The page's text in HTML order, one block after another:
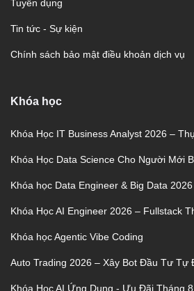
Tuyển dụng
Tin tức - Sự kiện
Chính sách bảo mật điều khoản dịch vụ
Khóa học
Khóa Học IT Business Analyst 2026 –
Khóa Học Data Science Cho Người Mới
Khóa học Data Engineer & Big Data 2026
Khóa Học AI Engineer 2026 – Fullstack
Khóa học Agentic Vibe Coding
Auto Trading 2026 – Xây Bot Đầu Tư Tự
Khóa Học AI Ứng Dụng - Ưu Đãi Tháng